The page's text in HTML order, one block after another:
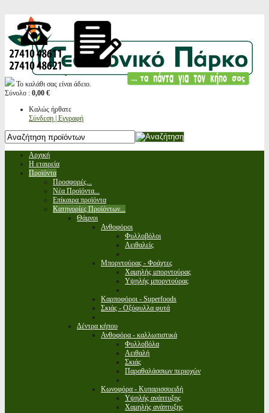
Το καλάθι σας είναι άδειο.
Σύνολο : 0,00 €
Καλώς ήρθατε
Σύνδεση | Εγγραφή
Αρχική
Η εταιρεία
Προϊόντα
Προσφορές...
Νέα Προϊόντα...
Επίκαιρα προϊόντα
Κατηγορίες Προϊόντων...
Θάμνοι
Ανθοφόροι
Φυλλοβόλοι
Αειθαλείς
Μπορντούρας - Φράχτες
Χαμηλής μπορντούρας
Υψηλής μπορντούρας
Καρποφόροι - Superfoods
Σκιάς - Οξύφυλλα φυτά
Δέντρα κήπου
Ανθοφόρα - καλλωπιστικά
Φυλλοβόλα
Αειθαλή
Σκιάς
Παραθαλάσσιων περιοχών
Κωνοφόρα - Κυπαρισσοειδή
Υψηλής ανάπτυξης
Χαμηλής ανάπτυξης